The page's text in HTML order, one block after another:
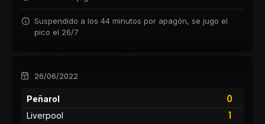
Suspendido a los 44 minutos por apagón, se jugo el
pico el 26/7
26/06/2022
Peñarol
0
1
Liverpool